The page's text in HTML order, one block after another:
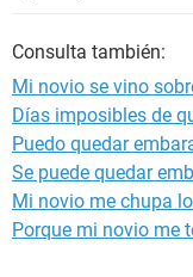
Consulta también:
Mi novio se vino
Días imposibles de
Puedo quedar
Se puede quedar
Mi novio me chupa
Porque mi novio me